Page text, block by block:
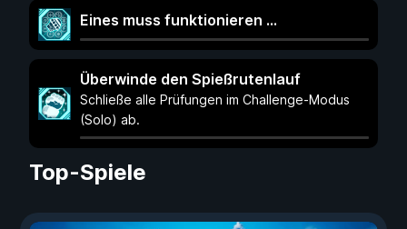
Eines muss funktionieren ...
Überwinde den Spießrutenlauf
Schließe alle Prüfungen im Challenge-Modus
(Solo) ab.
Top-Spiele